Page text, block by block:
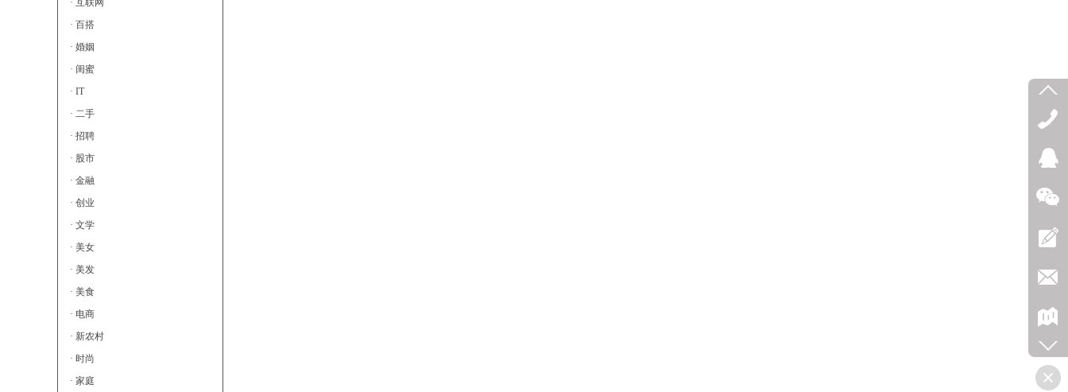
· 互联网
· 百搭
· 婚姻
· 闺蜜
· IT
· 二手
· 招聘
· 股市
· 金融
· 创业
· 文学
· 美女
· 美发
· 美食
· 电商
· 新农村
· 时尚
· 家庭